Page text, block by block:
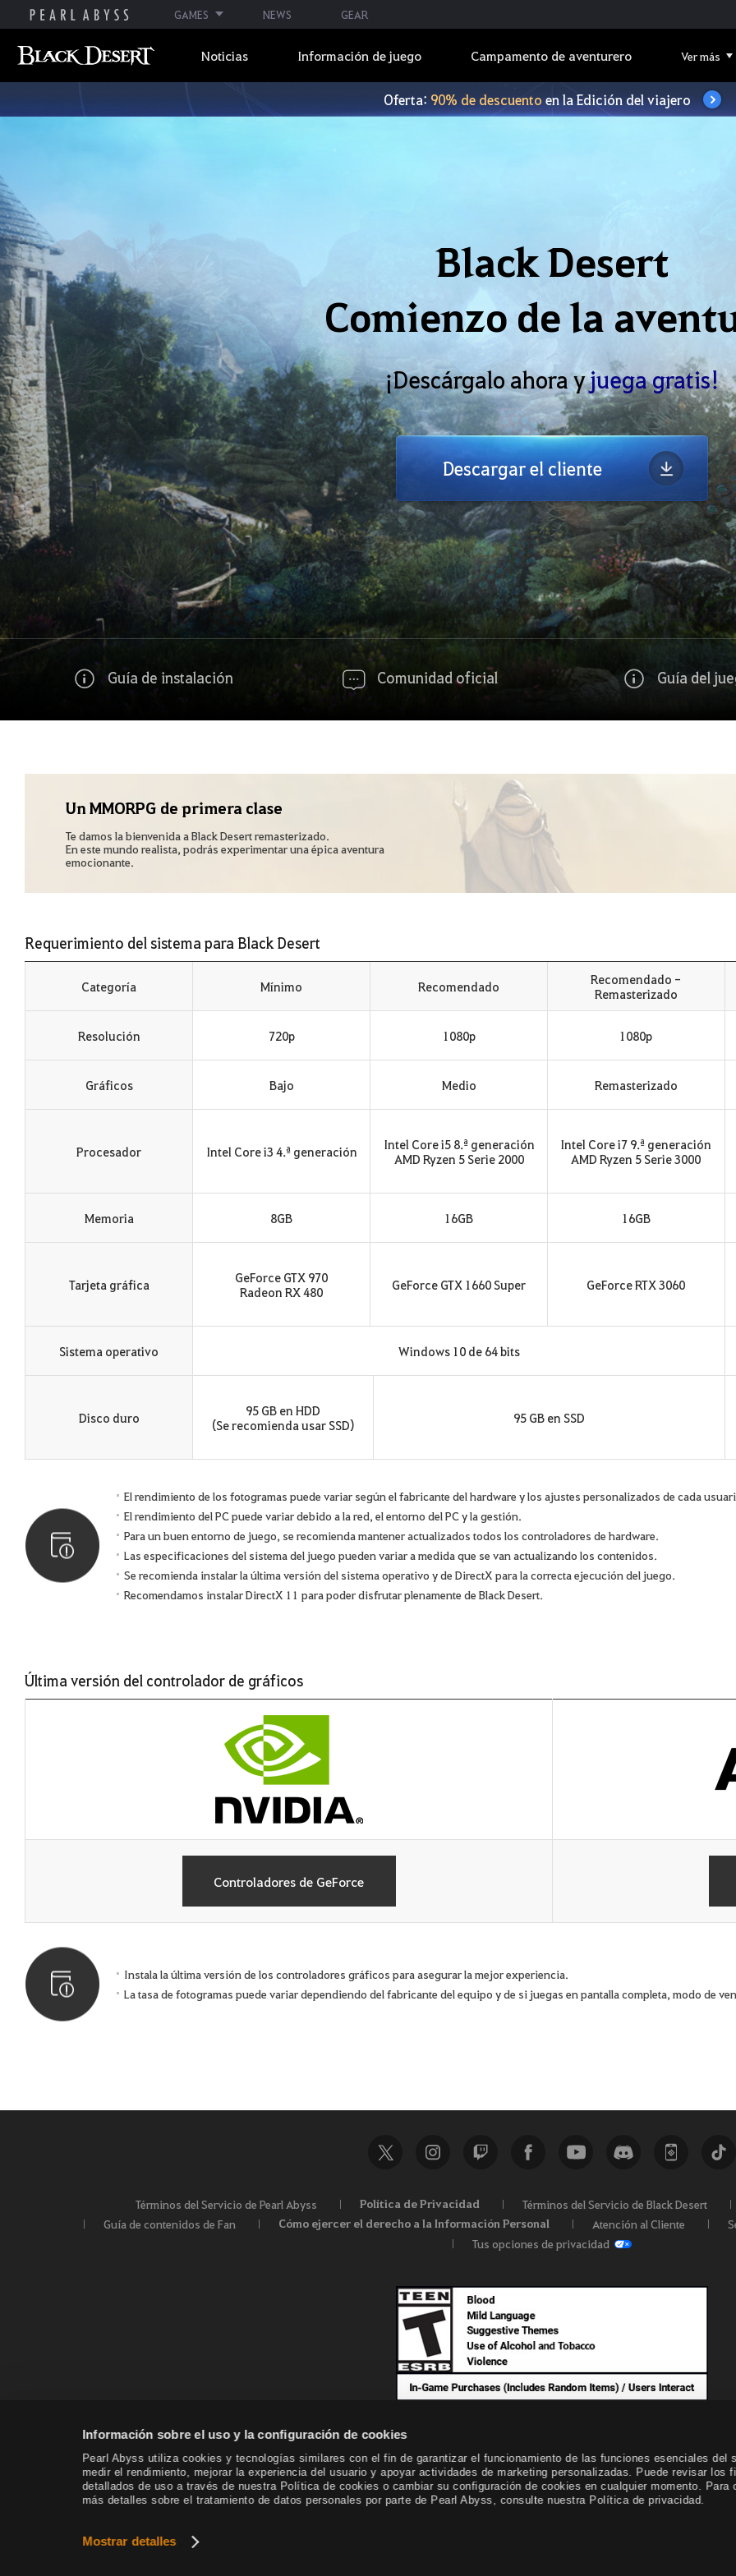
GAMES NEWS GEAR
Información sobre el uso y la configuración de cookies
Pearl Abyss utiliza cookies y tecnologías similares con el fin de garantizar el funcionamiento de las funciones esenciales del
medir el rendimiento, mejorar la experiencia del usuario y apoyar actividades de marketing personalizadas. Puede revisar los
detallados de uso a través de nuestra Política de cookies o cambiar su configuración de cookies en cualquier momento. Para
más detalles sobre el tratamiento de datos personales por parte de Pearl Abyss, consulte nuestra Política de privacidad.
Mostrar detalles
Noticias Información de juego Campamento de aventurero Ver más
Oferta: 90% de descuentoen la Edición del viajero
Black Desert
Comienzo de la
¡Descárgalo ahora yjuega gratis!
Descargar el cliente
Guía de instalación Comunidad oficial Guía del
Un MMORPG de primera clase
Te damos la bienvenida a Black Desert remasterizado.
En este mundo realista, podrás experimentar una épica aventura
emocionante.
Requerimiento del sistema para Black Desert
Categoría
Resolución
Gráficos
Procesador
Memoria
Tarjeta gráfica
Sistema operativo
Disco duro
Mínimo Recomendado
Recomendado -
Remasterizado
720p 1080p 1080p
Bajo Medio Remasterizado
Intel Core i3 4.ª generación
Intel Core i5 8.ª generación
AMD Ryzen 5 Serie 2000
Intel Core i7 9.ª generación
AMD Ryzen 5 Serie 3000
8GB 16GB 16GB
GeForce GTX 970
Radeon RX 480
GeForce GTX 1660 Super GeForce RTX 3060
Windows 10 de 64 bits
95 GB en HDD
(Se recomienda usar SSD)
95 GB en SSD
El rendimiento de los fotogramas puede variar según el fabricante del hardware y los ajustes personalizados de cada
El rendimiento del PC puede variar debido a la red, el entorno del PC y la gestión.
Para un buen entorno de juego, se recomienda mantener actualizados todos los controladores de hardware.
Las especificaciones del sistema del juego pueden variar a medida que se van actualizando los contenidos.
Se recomienda instalar la última versión del sistema operativo y de DirectX para la correcta ejecución del juego.
Recomendamos instalar DirectX 11 para poder disfrutar plenamente de Black Desert.
Última versión del controlador de gráficos
Controladores de GeForce
Instala la última versión de los controladores gráficos para asegurar la mejor experiencia.
La tasa de fotogramas puede variar dependiendo del fabricante del equipo y de si juegas en pantalla completa, modo de
Términos del Servicio de Pearl Abyss Política de Privacidad
Términos del Servicio de Black Desert
Guía de contenidos de Fan
Cómo ejercer el derecho a la Información Personal Atención al Cliente
Tus opciones de privacidad
Black Desert -
© Pearl Abyss Corp. All Rights Reserved.